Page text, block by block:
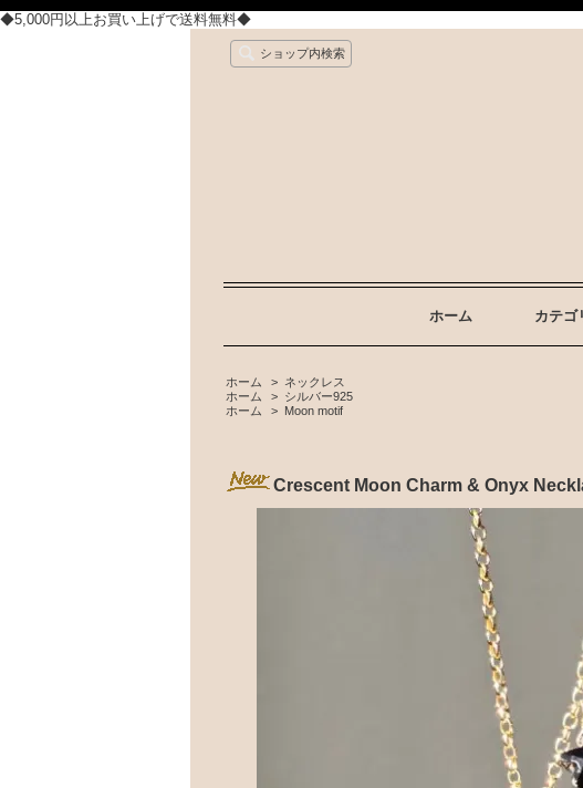
◆5,000円以上お買い上げで送料無料◆
ショップ内検索
ホーム カテゴ
ホーム > ネックレス
ホーム
> シルバー925
ホーム
> Moon motif
Crescent Moon Charm & Onyx